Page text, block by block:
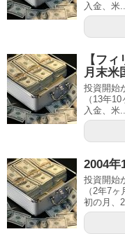
入金、米...
【フ
月末米
投資開始
（13年
入金、米...
2004年
投資開始
（2年7
初の月、